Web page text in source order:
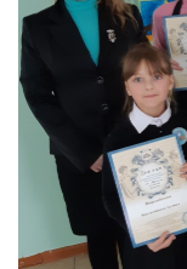
КОНТАКТЫ